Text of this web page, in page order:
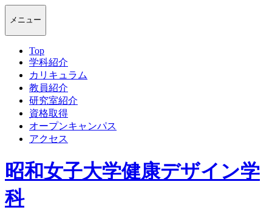
メニュー
Top
学科紹介
カリキュラム
教員紹介
研究室紹介
資格取得
オープンキャンパス
アクセス
昭和女子大学健康デザイン学
科